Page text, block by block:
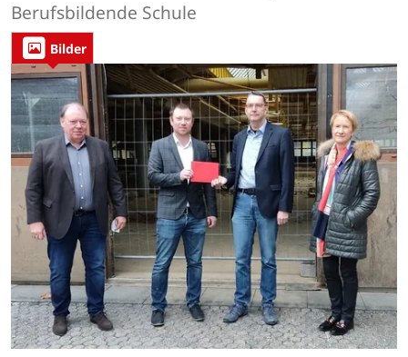
Berufsbildende Schule
Bilder